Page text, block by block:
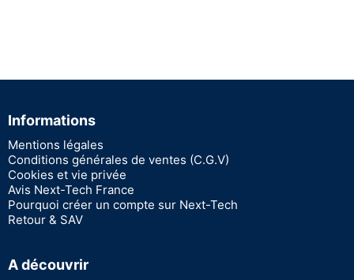
Informations
Mentions légales
Conditions générales de ventes (C.G.V)
Cookies et vie privée
Avis Next-Tech France
Pourquoi créer un compte sur Next-Tech
Retour & SAV
A découvrir